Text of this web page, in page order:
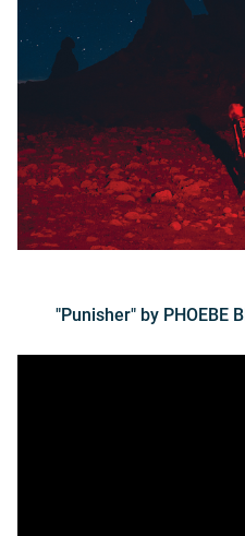
"Punisher" by PHOEBE